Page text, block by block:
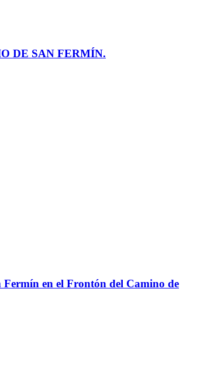
DE SAN FERMÍN.
en el Frontón del Camino de